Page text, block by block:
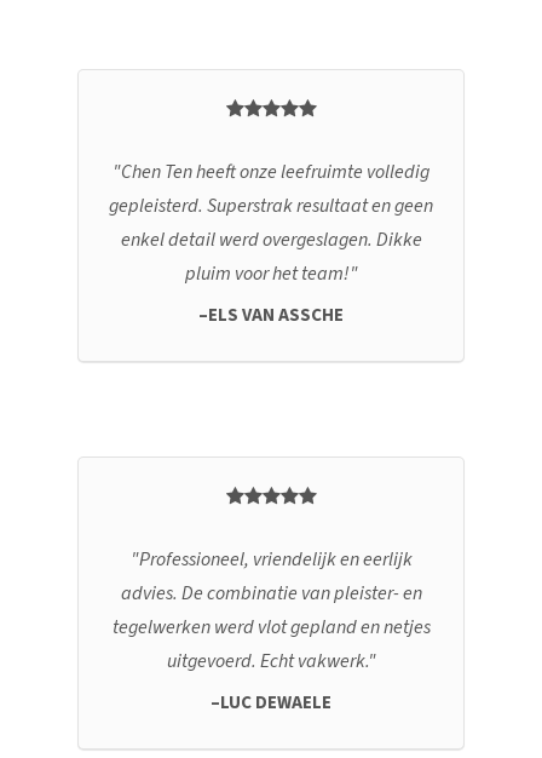
Chen Ten heeft onze leefruimte volledig
gepleisterd. Superstrak resultaat en geen
enkel detail werd overgeslagen. Dikke
pluim voor het team!
ELS VAN ASSCHE
Professioneel, vriendelijk en eerlijk
advies. De combinatie van pleister- en
tegelwerken werd vlot gepland en netjes
uitgevoerd. Echt vakwerk.
LUC DEWAELE